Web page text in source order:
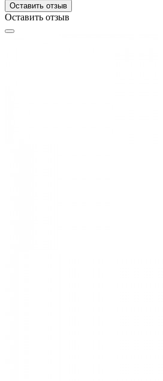
Оставить отзыв
Оставить отзыв